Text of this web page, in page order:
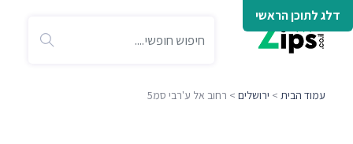
דלג לתוכן הראשי
עמוד הבית > ירושלים > רחוב אל ע'רבי סמ5